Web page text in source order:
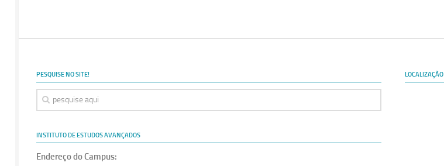
PESQUISE NO SITE!
INSTITUTO DE ESTUDOS AVANÇADOS
Endereço do Campus:
LOCALIZAÇÃO